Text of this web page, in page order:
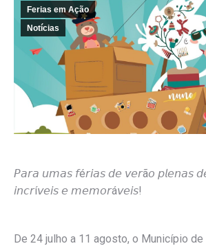
Ferias em Ação
Notícias
𝘗𝘢𝘳𝘢 𝘶𝘮𝘢𝘴 𝘧é𝘳𝘪𝘢𝘴 𝘥𝘦 𝘷𝘦𝘳ã𝘰 𝘱𝘭𝘦𝘯𝘢𝘴
𝘪𝘯𝘤𝘳í𝘷𝘦𝘪𝘴 𝘦 𝘮𝘦𝘮𝘰𝘳á𝘷𝘦𝘪𝘴!
De 24 julho a 11 agosto, o Município